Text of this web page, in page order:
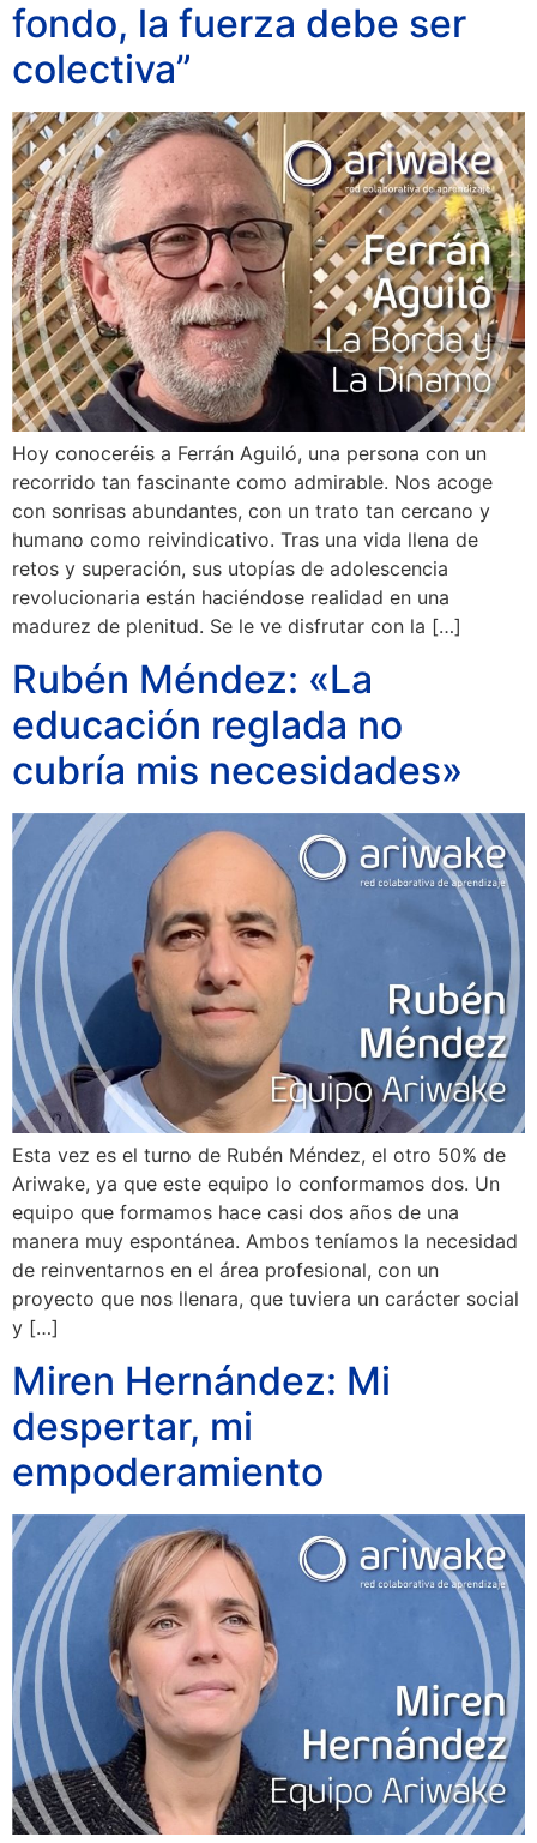
fondo, la fuerza debe ser
colectiva”
Hoy conoceréis a Ferrán Aguiló, una persona con un
recorrido tan fascinante como admirable. Nos acoge
con sonrisas abundantes, con un trato tan cercano y
humano como reivindicativo. Tras una vida llena de
retos y superación, sus utopías de adolescencia
revolucionaria están haciéndose realidad en una
madurez de plenitud. Se le ve disfrutar con la […]
Rubén Méndez: «La
educación reglada no
cubría mis necesidades»
Esta vez es el turno de Rubén Méndez, el otro 50% de
Ariwake, ya que este equipo lo conformamos dos. Un
equipo que formamos hace casi dos años de una
manera muy espontánea. Ambos teníamos la necesidad
de reinventarnos en el área profesional, con un
proyecto que nos llenara, que tuviera un carácter social
y […]
Miren Hernández: Mi
despertar, mi
empoderamiento